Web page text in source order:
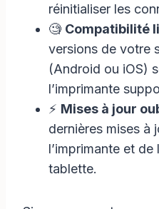
réinitialiser les
🧐 Compatibilité
versions de votre
(Android ou iOS)
l’imprimante
⚡ Mises à jour
dernières mises à
l’imprimante et
tablette.